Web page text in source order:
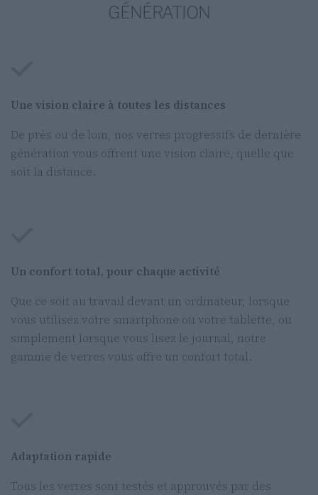
GÉNÉRATION
Une vision claire à toutes les distances
De près ou de loin, nos verres progressifs de dernière
génération vous offrent une vision claire, quelle que
soit la distance.
Un confort total, pour chaque activité
Que ce soit au travail devant un ordinateur, lorsque
vous utilisez votre smartphone ou votre tablette, ou
simplement lorsque vous lisez le journal, notre
gamme de verres vous offre un confort total.
Adaptation rapide
Tous les verres sont testés et approuvés par des